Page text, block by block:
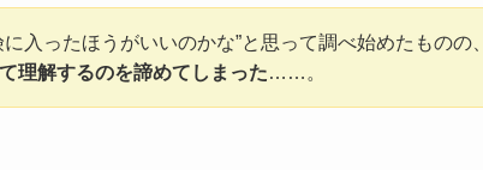
入ったほうがいいのかな”と思って調べ始めたものの、
理解するのを諦めてしまった……。